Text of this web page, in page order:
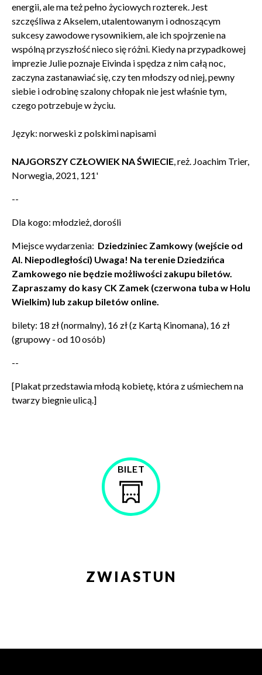
energii, ale ma też pełno życiowych rozterek. Jest
szczęśliwa z Akselem, utalentowanym i odnoszącym
sukcesy zawodowe rysownikiem, ale ich spojrzenie na
wspólną przyszłość nieco się różni. Kiedy na przypadkowej
imprezie Julie poznaje Eivinda i spędza z nim całą noc,
zaczyna zastanawiać się, czy ten młodszy od niej, pewny
siebie i odrobinę szalony chłopak nie jest właśnie tym,
czego potrzebuje w życiu.
Język: norweski z polskimi napisami
NAJGORSZY CZŁOWIEK NA ŚWIECIE , reż. Joachim Trier,
Norwegia, 2021, 121'
--
Dla kogo: młodzież, dorośli
Miejsce wydarzenia: Dziedziniec Zamkowy (wejście od
Al. Niepodległości) Uwaga! Na terenie Dziedzińca
Zamkowego nie będzie możliwości zakupu biletów.
Zapraszamy do kasy CK Zamek (czerwona tuba w Holu
Wielkim) lub zakup biletów online.
bilety: 18 zł (normalny), 16 zł (z Kartą Kinomana), 16 zł
(grupowy - od 10 osób)
--
[Plakat przedstawia młodą kobietę, która z uśmiechem na
twarzy biegnie ulicą.]
Kup
bilet
BILET
ZWIASTUN